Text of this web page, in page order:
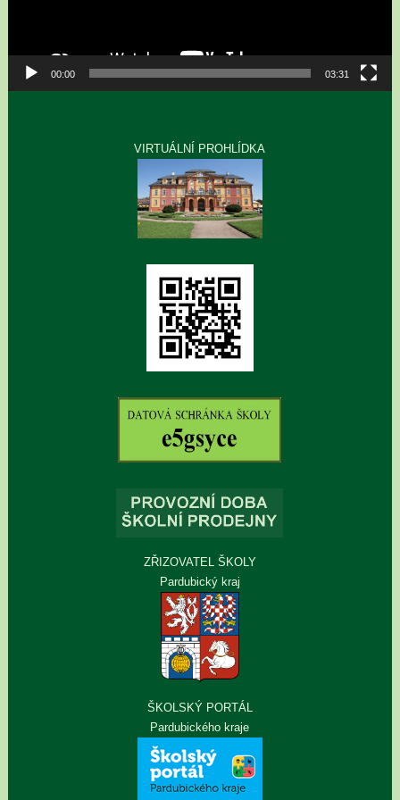
00:00 03:31
VIRTUÁLNÍ PROHLÍDKA
ZŘIZOVATEL ŠKOLY
Pardubický kraj
ŠKOLSKÝ PORTÁL
Pardubického kraje